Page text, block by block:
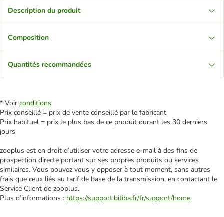
Description du produit
Composition
Quantités recommandées
* Voir conditions
Prix conseillé = prix de vente conseillé par le fabricant
Prix habituel = prix le plus bas de ce produit durant les 30 derniers
jours
zooplus est en droit d’utiliser votre adresse e‑mail à des fins de
prospection directe portant sur ses propres produits ou services
similaires. Vous pouvez vous y opposer à tout moment, sans autres
frais que ceux liés au tarif de base de la transmission, en contactant le
Service Client de zooplus.
Plus d’informations : https://support.bitiba.fr/fr/support/home